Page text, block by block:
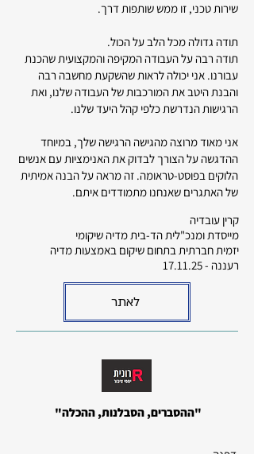
שירות טכני, זו ממש שותפות דרך.
תודה גדולה מכל הלב על הכול.
תודה רבה על העבודה המקיפה והמקצועית שהכנת
עבורנו. אני יכולה לראות שהשקעת מחשבה רבה
והבנת היטב את המורכבות של העבודה שלנו, ואת
הרגישות הנדרשת כלפי קהל היעד שלנו.
אני מאוד מרוצה מהגישה הרגישה שלך, במיוחד
ההדגשה על הצורך לבדוק את האנימציות עם אנשים
הלוקים בפוסט-טראומה. זה מראה על הבנה אמיתית
של האתגרים שאנחנו מתמודדים איתם.
קרין עובדיה
מייסדת ומנכ"לית הד-בית מדיה שיקומי
יזמית חברתית בתחום שיקום באמצעות מדיה
רעננה - 17.11.25
לאתר
"ההסברים, הסבלנות, ההכלה"